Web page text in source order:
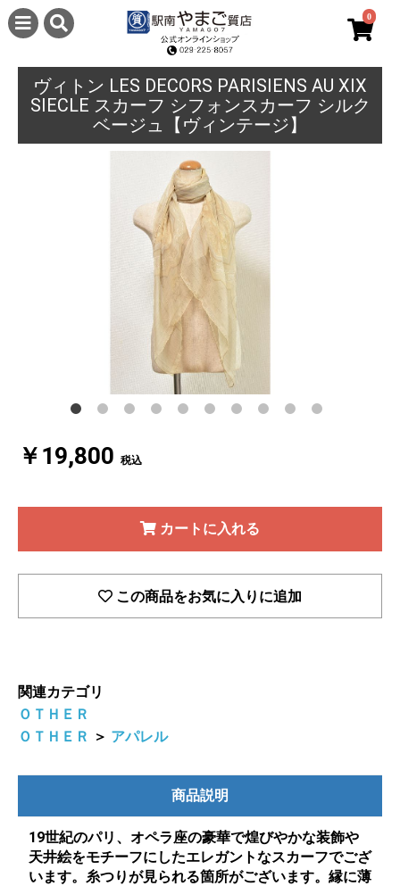
0
ヴィトン LES DECORS PARISIENS AU XIX
SIECLE スカーフ シフォンスカーフ シルク
ベージュ【ヴィンテージ】
￥19,800 税込
カートに入れる
この商品をお気に入りに追加
関連カテゴリ
ＯＴＨＥＲ
ＯＴＨＥＲ ＞ アパレル
商品説明
19世紀のパリ、オペラ座の豪華で煌びやかな装飾や
天井絵をモチーフにしたエレガントなスカーフでござ
います。糸つりが見られる箇所がございます。縁に薄